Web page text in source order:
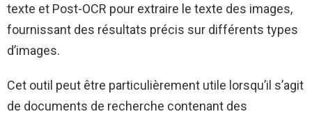
texte et Post-OCR pour extraire le texte des images,
fournissant des résultats précis sur différents types
d’images.
Cet outil peut être particulièrement utile lorsqu’il s’agit
de documents de recherche contenant des